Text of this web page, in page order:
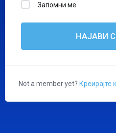
Запомни ме
НАЈАВИ
Not a member yet? Креирајте